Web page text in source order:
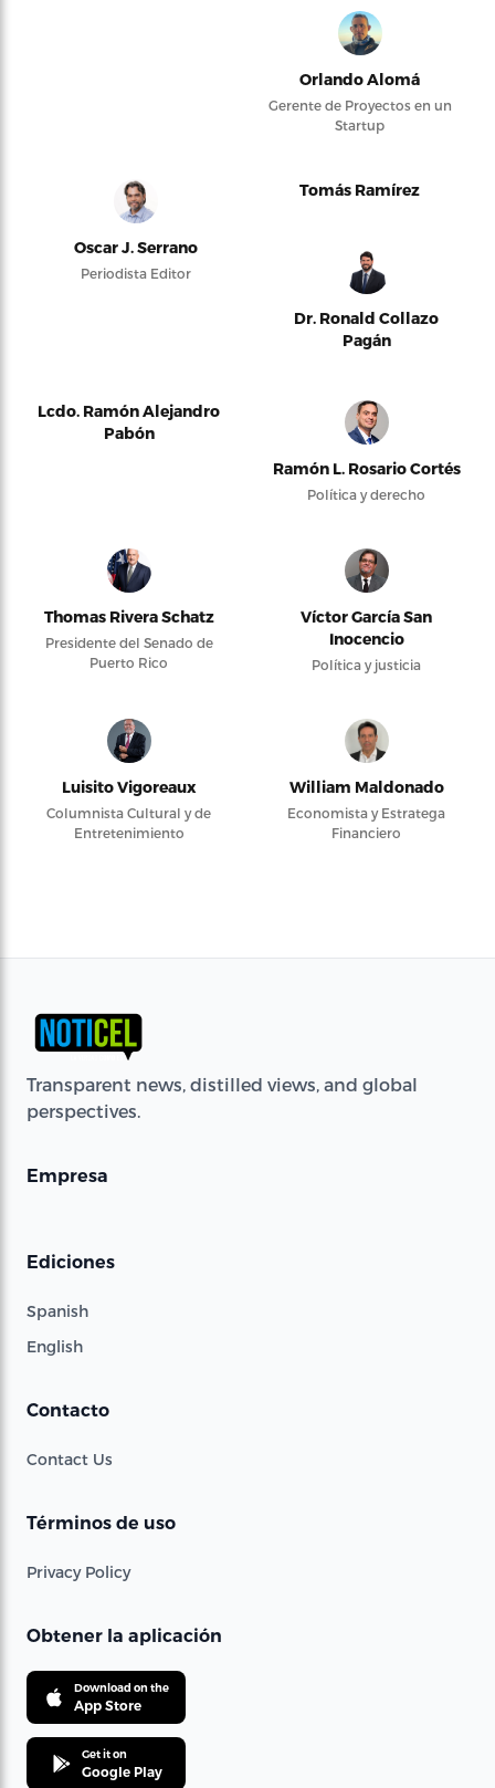
Orlando Alomá
Gerente de Proyectos en un
Startup
Oscar J. Serrano
Periodista Editor
Tomás Ramírez
Dr. Ronald Collazo
Pagán
Lcdo. Ramón Alejandro
Pabón
Ramón L. Rosario Cortés
Política y derecho
Thomas Rivera Schatz
Presidente del Senado de
Puerto Rico
Víctor García San
Inocencio
Política y justicia
Luisito Vigoreaux
Columnista Cultural y de
Entretenimiento
William Maldonado
Economista y Estratega
Financiero
Transparent news, distilled views, and global
perspectives.
Empresa
Ediciones
Spanish
English
Contacto
Contact Us
Términos de uso
Privacy Policy
Obtener la aplicación
Download on the
App Store
Get it on
Google Play